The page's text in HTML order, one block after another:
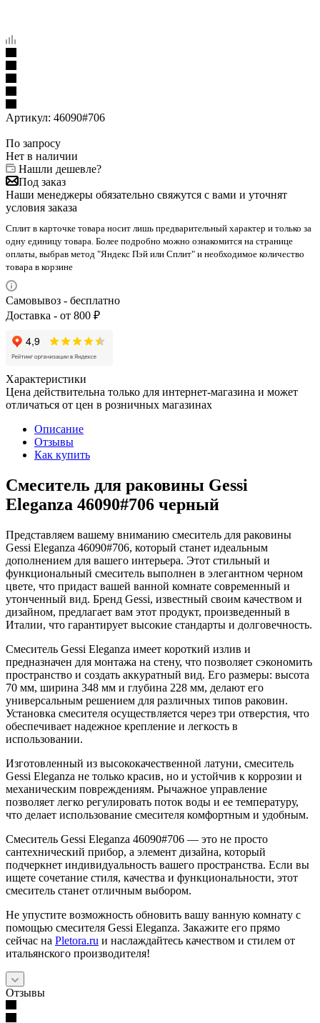
Артикул: 46090#706
По запросу
Нет в наличии
Нашли дешевле?
Под заказ
Наши менеджеры обязательно свяжутся с вами и уточнят
условия заказа
Сплит в карточке товара носит лишь предварительный характер и только за
одну единицу товара. Более подробно можно ознакомится на странице
оплаты, выбрав метод "Яндекс Пэй или Сплит" и необходимое количество
товара в корзине
Самовывоз - бесплатно
Доставка - от 800 ₽
Характеристики
Цена действительна только для интернет-магазина и может
отличаться от цен в розничных магазинах
Описание
Отзывы
Как купить
Смеситель для раковины Gessi
Eleganza 46090#706 черный
Представляем вашему вниманию смеситель для раковины
Gessi Eleganza 46090#706, который станет идеальным
дополнением для вашего интерьера. Этот стильный и
функциональный смеситель выполнен в элегантном черном
цвете, что придаст вашей ванной комнате современный и
утонченный вид. Бренд Gessi, известный своим качеством и
дизайном, предлагает вам этот продукт, произведенный в
Италии, что гарантирует высокие стандарты и долговечность.
Смеситель Gessi Eleganza имеет короткий излив и
предназначен для монтажа на стену, что позволяет сэкономить
пространство и создать аккуратный вид. Его размеры: высота
70 мм, ширина 348 мм и глубина 228 мм, делают его
универсальным решением для различных типов раковин.
Установка смесителя осуществляется через три отверстия, что
обеспечивает надежное крепление и легкость в
использовании.
Изготовленный из высококачественной латуни, смеситель
Gessi Eleganza не только красив, но и устойчив к коррозии и
механическим повреждениям. Рычажное управление
позволяет легко регулировать поток воды и ее температуру,
что делает использование смесителя комфортным и удобным.
Смеситель Gessi Eleganza 46090#706 — это не просто
сантехнический прибор, а элемент дизайна, который
подчеркнет индивидуальность вашего пространства. Если вы
ищете сочетание стиля, качества и функциональности, этот
смеситель станет отличным выбором.
Не упустите возможность обновить вашу ванную комнату с
помощью смесителя Gessi Eleganza. Закажите его прямо
сейчас на Pletora.ru и наслаждайтесь качеством и стилем от
итальянского производителя!
Отзывы